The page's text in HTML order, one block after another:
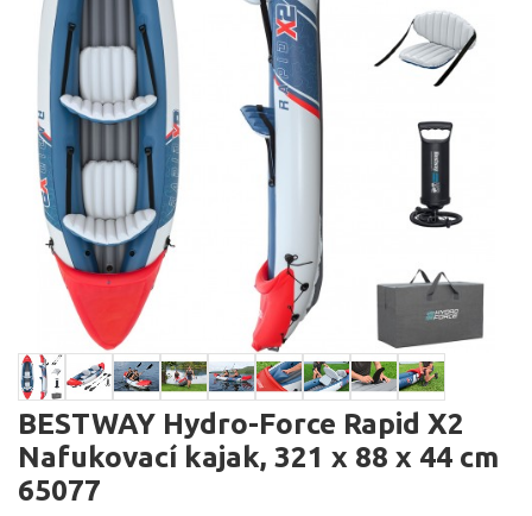
BESTWAY Hydro-Force Rapid X2
Nafukovací kajak, 321 x 88 x 44 cm
65077